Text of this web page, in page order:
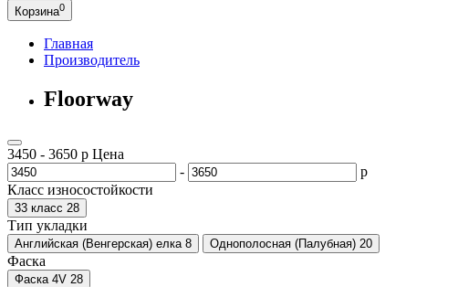
Корзина0
Главная
Производитель
Floorway
3450 - 3650 р Цена
-
р
Класс износостойкости
33 класс 28
Тип укладки
Английская (Венгерская) елка 8 Однополосная (Палубная) 20
Фаска
Фаска 4V 28